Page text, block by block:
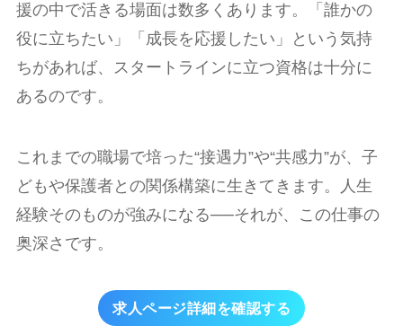
援の中で活きる場面は数多くあります。「誰かの
役に立ちたい」「成長を応援したい」という気持
ちがあれば、スタートラインに立つ資格は十分に
あるのです。
これまでの職場で培った“接遇力”や“共感力”が、子
どもや保護者との関係構築に生きてきます。人生
経験そのものが強みになる──それが、この仕事の
奥深さです。
求人ページ詳細を確認する